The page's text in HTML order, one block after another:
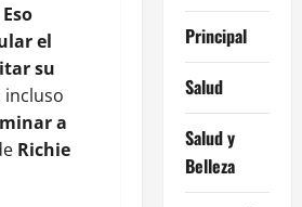
Eso
el
su
incluso
a
Richie
Principal
Salud
Salud y
Belleza